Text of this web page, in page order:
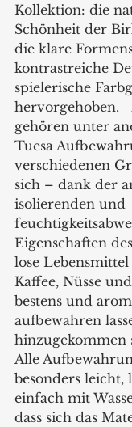
Kollektion: die
Schönheit der
die klare
kontrastreiche
spielerische
hervorgehoben.
gehören unter
Tuesa
verschiedenen
sich – dank der
isolierenden und
Eigenschaften
lose Lebensmittel
Kaffee, Nüsse
bestens und
aufbewahren
hinzugekommen
Alle
besonders leicht,
einfach mit
dass sich das